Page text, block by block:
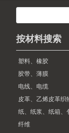
按材料搜索
塑料、橡胶
胶带、薄膜
电线、电缆
皮革、乙烯皮革织
纸、纸浆、纸箱、
纤维